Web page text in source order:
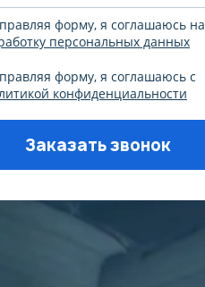
форму, я соглашаюсь на
персональных данных
форму, я соглашаюсь с
конфиденциальности
Заказать звонок
согласитесь с политикой
баннеров и
систематизация,
доступ),